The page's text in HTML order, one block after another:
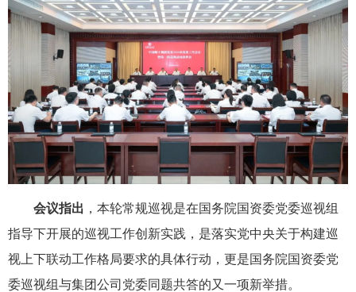
会议指出 ，本轮常规巡视是在国务院国资委党委巡视组
指导下开展的巡视工作创新实践，是落实党中央关于构建巡
视上下联动工作格局要求的具体行动，更是国务院国资委党
委巡视组与集团公司党委同题共答的又一项新举措。